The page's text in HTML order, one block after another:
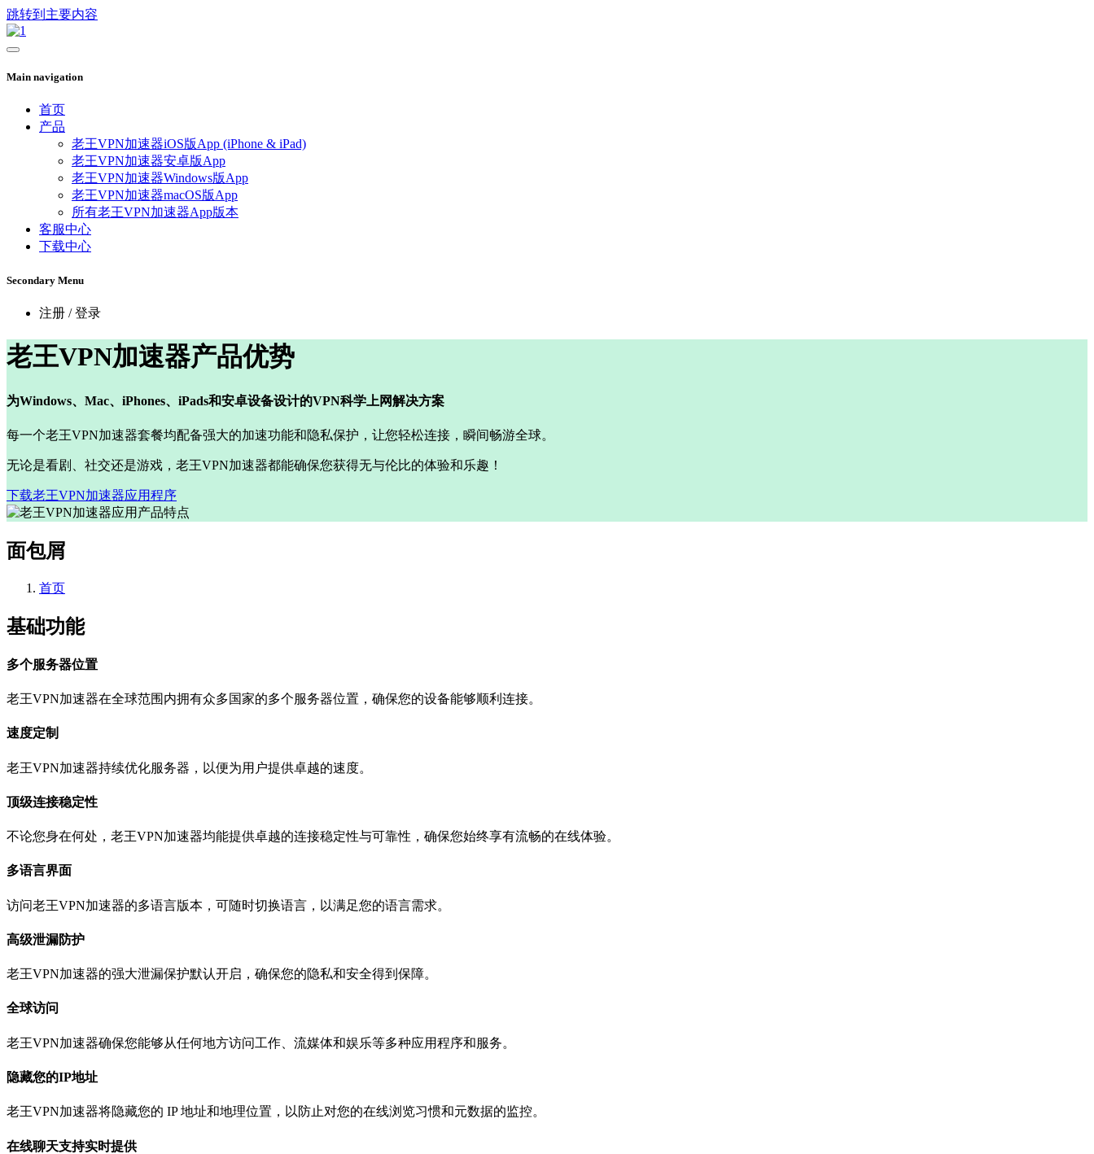
跳转到主要内容
Main navigation
首页
产品
老王VPN加速器iOS版App (iPhone & iPad)
老王VPN加速器安卓版App
老王VPN加速器Windows版App
老王VPN加速器macOS版App
所有老王VPN加速器App版本
客服中心
下载中心
Secondary Menu
注册 / 登录
老王VPN加速器产品优势
为Windows、Mac、iPhones、iPads和安卓设备设计的VPN科学上网解决方案
每一个老王VPN加速器套餐均配备强大的加速功能和隐私保护，让您轻松连接，瞬间畅游全球。
无论是看剧、社交还是游戏，老王VPN加速器都能确保您获得无与伦比的体验和乐趣！
下载老王VPN加速器应用程序
面包屑
首页
基础功能
多个服务器位置
老王VPN加速器在全球范围内拥有众多国家的多个服务器位置，确保您的设备能够顺利连接。
速度定制
老王VPN加速器持续优化服务器，以便为用户提供卓越的速度。
顶级连接稳定性
不论您身在何处，老王VPN加速器均能提供卓越的连接稳定性与可靠性，确保您始终享有流畅的在线体验。
多语言界面
访问老王VPN加速器的多语言版本，可随时切换语言，以满足您的语言需求。
高级泄漏防护
老王VPN加速器的强大泄漏保护默认开启，确保您的隐私和安全得到保障。
全球访问
老王VPN加速器确保您能够从任何地方访问工作、流媒体和娱乐等多种应用程序和服务。
隐藏您的IP地址
老王VPN加速器将隐藏您的 IP 地址和地理位置，以防止对您的在线浏览习惯和元数据的监控。
在线聊天支持实时提供